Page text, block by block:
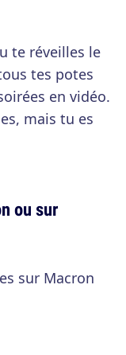
te réveilles le
tes potes
en vidéo.
mais tu es
ou sur
sur Macron